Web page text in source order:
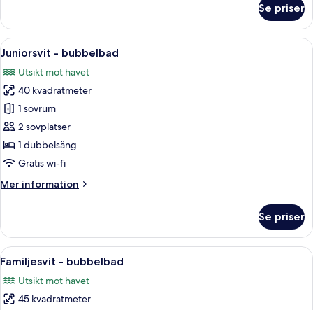
Deluxe
bubbelbad
Se priser
Öppna
alla
foton
för
Juniorsvit
-
bubbelbad
Ett rum med utsikt över havet, ett
14
Juniorsvit - bubbelbad
Utsikt mot havet
40 kvadratmeter
1 sovrum
2 sovplatser
1 dubbelsäng
Gratis wi-fi
Mer information
Mer
-
bubbelbad
Se priser
Öppna
alla
foton
för
Ett bubbelbad med fri utsikt över
16
Familjesvit - bubbelbad
Utsikt mot havet
45 kvadratmeter